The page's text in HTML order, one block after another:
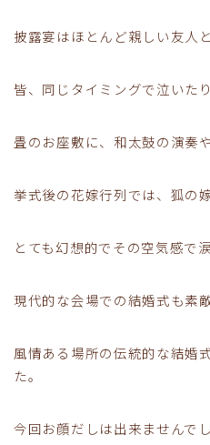
披露宴はほとんど親しい友人
皆、同じタイミングで泣いた
畳のお座敷に、和太鼓の演奏
挙式後の花嫁行列では、狐の
とても幻想的でその空気感で
現代的な会場での結婚式も素
風情ある場所の伝統的な結婚
た。
今回お顔だしは出来ませんで